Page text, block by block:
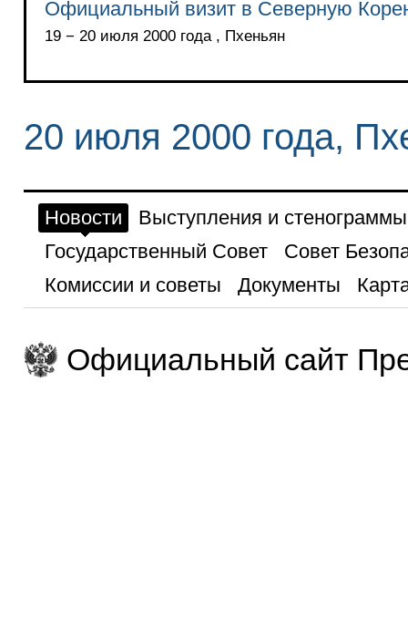
Официальный визит в Северную
19 − 20 июля 2000 года , Пхеньян
20 июля 2000 года,
Новости
Выступления и стенограммы
Государственный Совет
Совет
Комиссии и советы
Документы
Официальный сайт